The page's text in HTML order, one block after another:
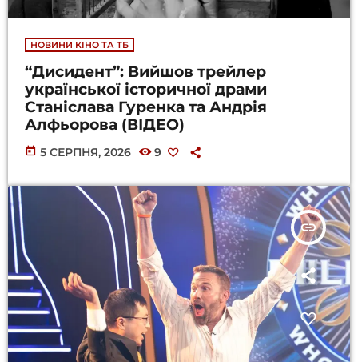
НОВИНИ КІНО ТА ТБ
“Дисидент”: Вийшов трейлер
української історичної драми
Станіслава Гуренка та Андрія
Алфьорова (ВІДЕО)
today 5 СЕРПНЯ, 2026 9
insert_link